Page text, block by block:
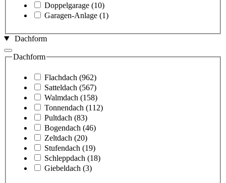
Doppelgarage (10)
Garagen-Anlage (1)
Dachform
Dachform
Flachdach (962)
Satteldach (567)
Walmdach (158)
Tonnendach (112)
Pultdach (83)
Bogendach (46)
Zeltdach (20)
Stufendach (19)
Schleppdach (18)
Giebeldach (3)